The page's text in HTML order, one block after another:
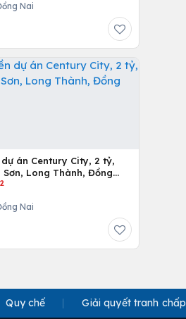
Nai
án Century City, 2 tỷ,
Sơn, Long Thành, Đồng
2
Nai
Quy chế Giải quyết tranh chấp